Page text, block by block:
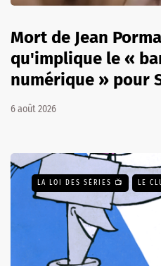
Mort de Jean
qu'implique le «
numérique » pour
6 août 2026
LA LOI DES SÉRIES 📺 LE